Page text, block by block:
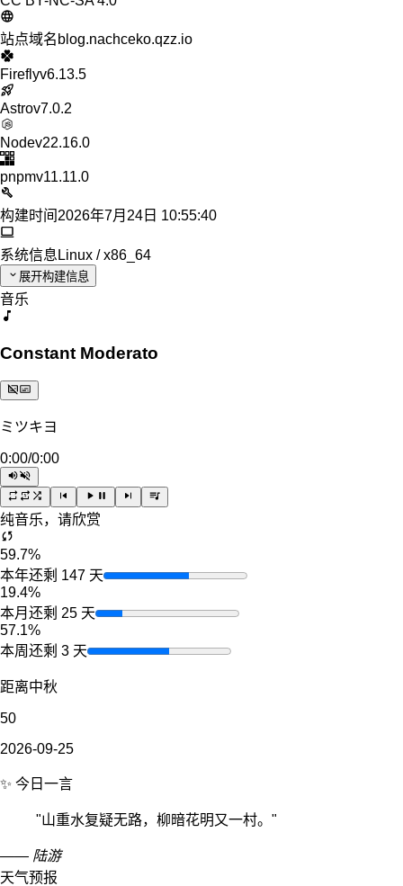
站点域名 blog.nachceko.qzz.io
Fireflyv6.13.5
Astrov7.0.2
Nodev22.16.0
pnpmv11.11.0
构建时间 2026年7月24日 10:55:40
系统信息 Linux / x86_64
展开构建信息
音乐
Constant Moderato
ミツキヨ
0:00/0:00
纯音乐，请欣赏
59.7%
本年还剩 147 天
19.4%
本月还剩 25 天
57.1%
本周还剩 3 天
距离中秋
50
2026-09-25
✨ 今日一言
"山重水复疑无路，柳暗花明又一村。 "
—— 陆游
天气预报